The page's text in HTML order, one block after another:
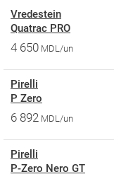
Vredestein
Quatrac PRO
4 650 MDL/un
Pirelli
P Zero
6 892 MDL/un
Pirelli
P-Zero Nero GT